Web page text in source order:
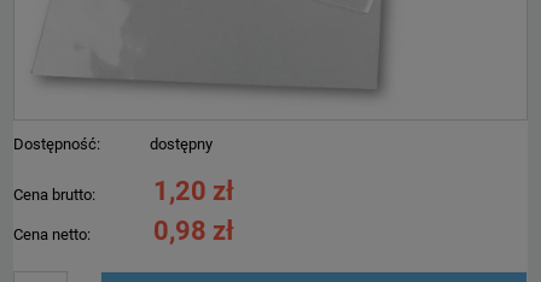
Dostępność: dostępny
Cena brutto: 1,20 zł
Cena netto: 0,98 zł